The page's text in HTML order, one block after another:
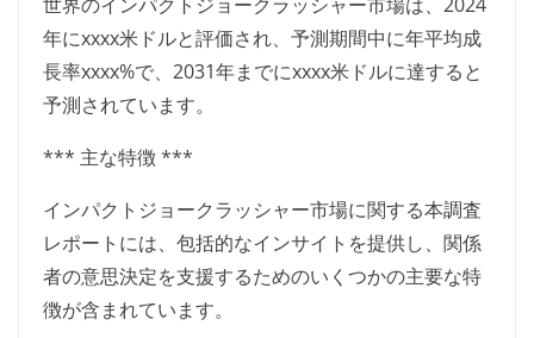
年にxxxx米ドルと評価され、予測期間中に年平均成
長率xxxx%で、2031年までにxxxx米ドルに達すると
予測されています。
*** 主な特徴 ***
インパクトジョークラッシャー市場に関する本調査
レポートには、包括的なインサイトを提供し、関係
者の意思決定を支援するためのいくつかの主要な特
徴が含まれています。